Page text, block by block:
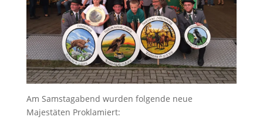
Am Samstagabend wurden folgende neue
Majestäten Proklamiert: